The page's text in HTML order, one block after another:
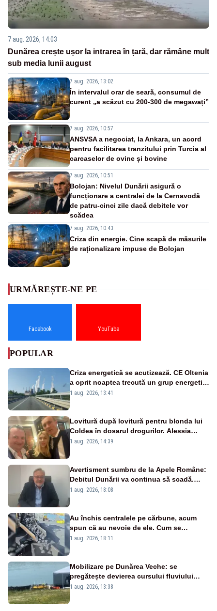
7 aug. 2026, 14:03
Dunărea crește ușor la intrarea în țară, dar rămâne mult
sub media lunii august
7 aug. 2026, 13:02
În intervalul orar de seară, consumul de
curent „a scăzut cu 200-300 de megawați”
7 aug. 2026, 10:57
ANSVSA a negociat, la Ankara, un acord
pentru facilitarea tranzitului prin Turcia al
carcaselor de ovine și bovine
7 aug. 2026, 10:51
Bolojan: Nivelul Dunării asigură o
funcționare a centralei de la Cernavodă
de patru-cinci zile dacă debitele vor
scădea
7 aug. 2026, 10:43
Criza din energie. Cine scapă de măsurile
de raționalizare impuse de Bolojan
URMĂREȘTE-NE PE
Facebook YouTube
POPULAR
Criza energetică se acutizează. CE Oltenia
a oprit noaptea trecută un grup energetic
de la Rovinari
1 aug. 2026, 13:41
Lovitură după lovitură pentru blonda lui
Coldea în dosarul drogurilor. Alessia
Păcuraru explică decizia magistraților
1 aug. 2026, 14:39
Avertisment sumbru de la Apele Române:
Debitul Dunării va continua să scadă.
Cernavodă s-ar putea închide în 4 zile
1 aug. 2026, 18:08
Au închis centralele pe cărbune, acum
spun că au nevoie de ele. Cum se
pasează vina în plină criză energetică
1 aug. 2026, 18:11
Mobilizare pe Dunărea Veche: se
pregătește devierea cursului fluviului
către Cernavodă – VIDEO
1 aug. 2026, 13:38